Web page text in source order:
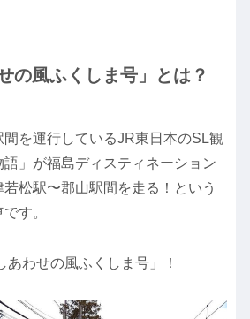
の風ふくしま号」とは？
を運行しているJR東日本のSL観
」が福島ディスティネーション
松駅〜郡山駅間を走る！という
す。
あわせの風ふくしま号」！